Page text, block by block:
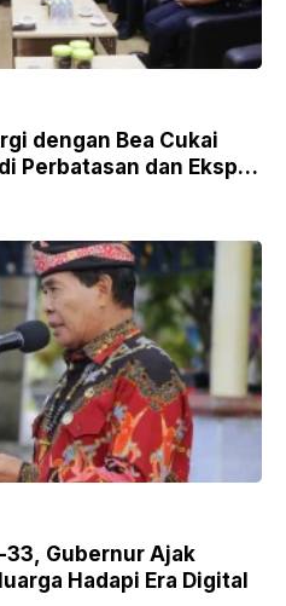
dengan Bea Cukai
Perbatasan dan Ekspor
33, Gubernur Ajak
Hadapi Era Digital